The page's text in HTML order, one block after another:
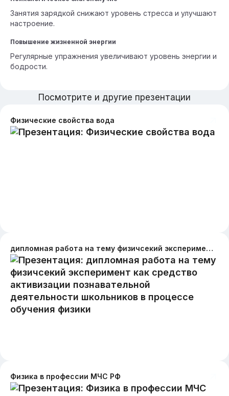
Занятия зарядкой снижают уровень стресса и улучшают
настроение.
Повышение жизненной энергии
Регулярные упражнения увеличивают уровень энергии и
бодрости.
Посмотрите и другие презентации
Физические свойства вода
дипломная работа на тему физичсекий эксперимент как средство активизации познавательной деятельности школьников в процессе обучения физики
Физика в профессии МЧС РФ